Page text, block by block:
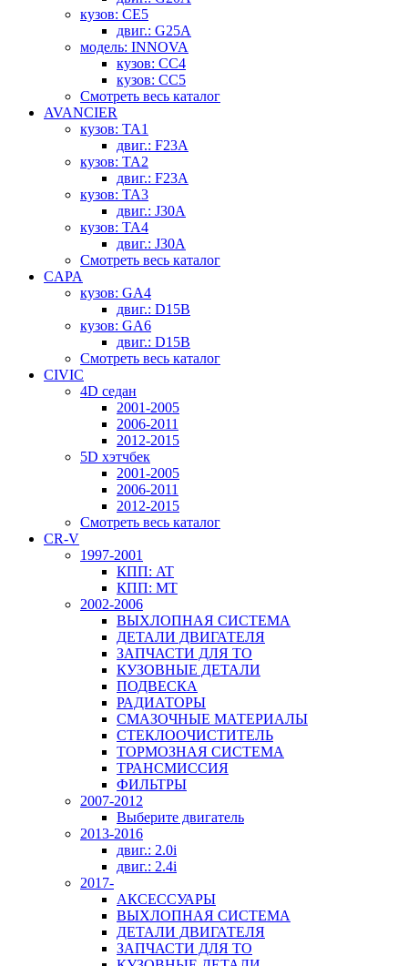
кузов: CE5
двиг.: G25A
модель: INNOVA
кузов: CC4
кузов: CC5
Смотреть весь каталог
AVANCIER
кузов: TA1
двиг.: F23A
кузов: TA2
двиг.: F23A
кузов: TA3
двиг.: J30A
кузов: TA4
двиг.: J30A
Смотреть весь каталог
CAPA
кузов: GA4
двиг.: D15B
кузов: GA6
двиг.: D15B
Смотреть весь каталог
CIVIC
4D седан
2001-2005
2006-2011
2012-2015
5D хэтчбек
2001-2005
2006-2011
2012-2015
Смотреть весь каталог
CR-V
1997-2001
КПП: AT
КПП: MT
2002-2006
ВЫХЛОПНАЯ СИСТЕМА
ДЕТАЛИ ДВИГАТЕЛЯ
ЗАПЧАСТИ ДЛЯ ТО
КУЗОВНЫЕ ДЕТАЛИ
ПОДВЕСКА
РАДИАТОРЫ
СМАЗОЧНЫЕ МАТЕРИАЛЫ
СТЕКЛООЧИСТИТЕЛЬ
ТОРМОЗНАЯ СИСТЕМА
ТРАНСМИССИЯ
ФИЛЬТРЫ
2007-2012
Выберите двигатель
2013-2016
двиг.: 2.0i
двиг.: 2.4i
2017-
АКСЕССУАРЫ
ВЫХЛОПНАЯ СИСТЕМА
ДЕТАЛИ ДВИГАТЕЛЯ
ЗАПЧАСТИ ДЛЯ ТО